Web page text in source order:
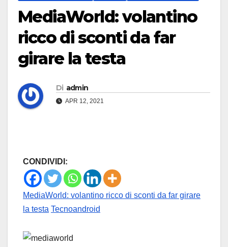
MediaWorld: volantino
ricco di sconti da far
girare la testa
Di admin
APR 12, 2021
CONDIVIDI:
MediaWorld: volantino ricco di sconti da far girare
la testa Tecnoandroid